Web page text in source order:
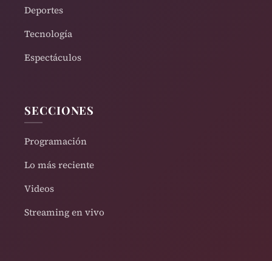
Deportes
Tecnología
Espectáculos
SECCIONES
Programación
Lo más reciente
Videos
Streaming en vivo